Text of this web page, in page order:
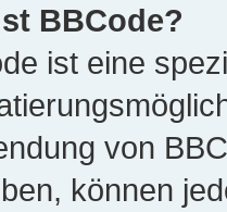
BBCode?
ist eine
von
können